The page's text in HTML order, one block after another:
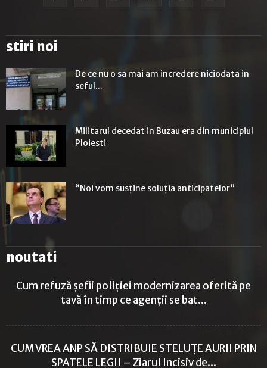
stiri noi
De ce nu o sa mai am incredere niciodata in
seful...
Militarul decedat in Buzau era din municipiul
Ploiesti
“Noi vom susţine soluţia anticipatelor”
noutati
Cum refuză șefii poliției modernizarea oferită pe
tavă în timp ce agenții se bat...
CUM VREA ANP SĂ DISTRIBUIE STELUȚE AURII PRIN
SPATELE LEGII – Ziarul Incisiv de...